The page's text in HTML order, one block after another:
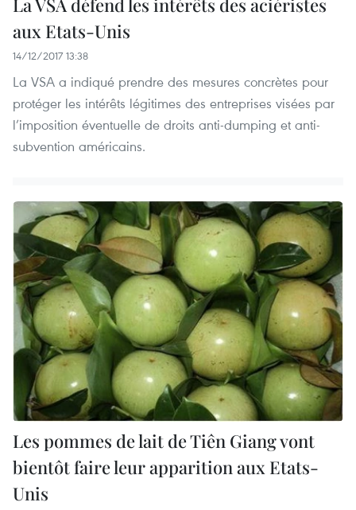
aux Etats-Unis
14/12/2017 13:38
La VSA a indiqué prendre des mesures concrètes pour
protéger les intérêts légitimes des entreprises visées par
l’imposition éventuelle de droits anti-dumping et anti-
subvention américains.
Les pommes de lait de Tiên Giang vont
bientôt faire leur apparition aux Etats-
Unis